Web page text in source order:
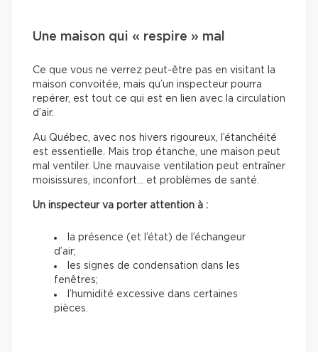
Une maison qui « respire » mal
Ce que vous ne verrez peut-être pas en visitant la
maison convoitée, mais qu’un inspecteur pourra
repérer, est tout ce qui est en lien avec la circulation
d’air.
Au Québec, avec nos hivers rigoureux, l’étanchéité
est essentielle. Mais trop étanche, une maison peut
mal ventiler. Une mauvaise ventilation peut entraîner
moisissures, inconfort… et problèmes de santé.
Un inspecteur va porter attention à :
la présence (et l’état) de l’échangeur
d’air;
les signes de condensation dans les
fenêtres;
l’humidité excessive dans certaines
pièces.